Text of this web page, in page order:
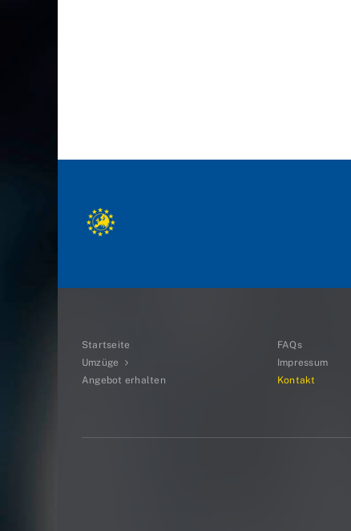
Startseite
Umzüge
Angebot erhalten
FAQs
Impressum
Kontakt